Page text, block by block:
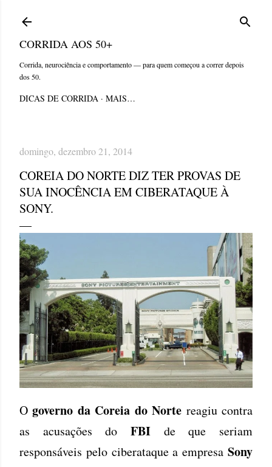
CORRIDA AOS 50+
Corrida, neurociência e comportamento — para quem começou a correr depois
dos 50.
DICAS DE CORRIDA MAIS…
domingo, dezembro 21, 2014
COREIA DO NORTE DIZ TER PROVAS DE
SUA INOCÊNCIA EM CIBERATAQUE À
SONY.
Ogoverno da Coreia do Norte reagiu contra
as acusações do FBI de que seriam
responsáveis pelo ciberataque a empresa Sony